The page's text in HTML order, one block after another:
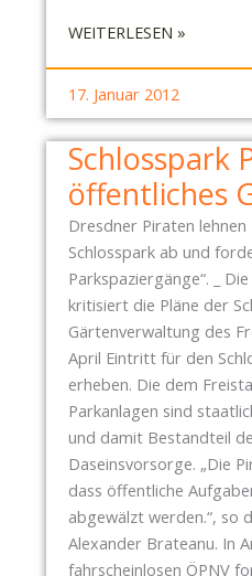
E
R
T
Ü
T
Z
T
D
R
E
S
D
E
N
N
A
Z
I
F
R
WEITERLESEN »:
A
T
E
R
E
B
Ä
T
B
17. Januar 2012
Schlosspark
öffentliches
Dresdner Piraten
Schlosspark ab und
Parkspaziergänge“. _
kritisiert die Pläne der
Gärtenverwaltung des
April Eintritt für den
erheben. Die dem
Parkanlagen sind
und damit Bestandteil
Daseinsvorsorge. „Die
dass öffentliche
abgewälzt werden.“, so
Alexander Brateanu. In
fahrscheinlosen ÖPNV